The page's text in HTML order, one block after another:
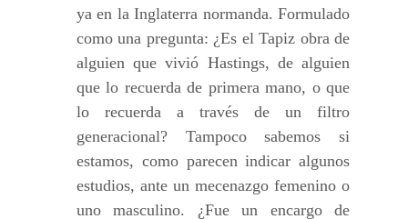
ya en la Inglaterra normanda. Formulado
como una pregunta: ¿Es el Tapiz obra de
alguien que vivió Hastings, de alguien
que lo recuerda de primera mano, o que
lo recuerda a través de un filtro
generacional? Tampoco sabemos si
estamos, como parecen indicar algunos
estudios, ante un mecenazgo femenino o
uno masculino. ¿Fue un encargo de